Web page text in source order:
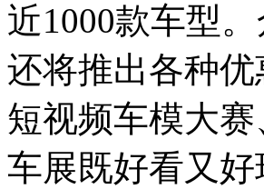
近1000款车型
还将推出各种
短视频车模大
车展既好看又